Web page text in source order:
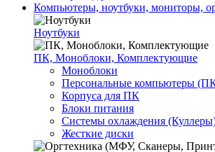
Компьютеры, ноутбуки, мониторы,
Ноутбуки
ПК, Моноблоки, Комплектующие
Моноблоки
Персональные компьютеры
Корпуса для ПК
Блоки питания
Системы охлаждения
Жесткие диски